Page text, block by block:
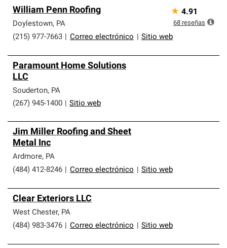
William Penn Roofing
Doylestown, PA
(215) 977-7663
Correo electrónico Sitio web
★ 4.91
68 reseñas
Paramount Home Solutions
LLC
Souderton, PA
(267) 945-1400
Sitio web
Jim Miller Roofing and Sheet
Metal Inc
Ardmore, PA
(484) 412-8246
Correo electrónico Sitio web
Clear Exteriors LLC
West Chester, PA
(484) 983-3476
Correo electrónico Sitio web